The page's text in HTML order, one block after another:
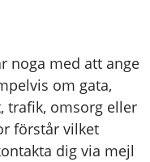
noga med att ange
om gata,
trafik, omsorg eller
förstår vilket
dig via mejl